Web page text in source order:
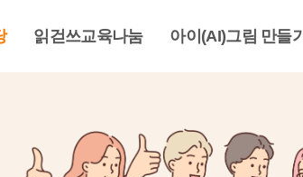
읽걷쓰교육나눔 아이(AI)그림 만들기